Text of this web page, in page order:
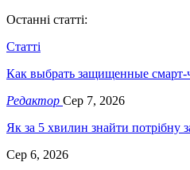
Останні статті:
Статті
Как выбрать защищенные смарт-
Редактор Сер 7, 2026
Як за 5 хвилин знайти потрібну
Сер 6, 2026